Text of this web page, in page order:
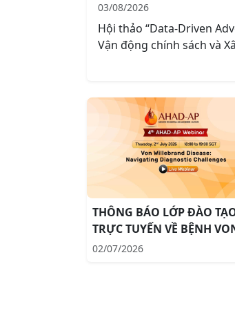
03/08/2026
Hội thảo “Data-Driven
Vận động chính sách và
THÔNG BÁO LỚP ĐÀO
TRỰC TUYẾN VỀ BỆNH
WILLEBRAND CỦA AHAD-AP
02/07/2026